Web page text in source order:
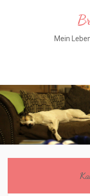
Mein
to
content